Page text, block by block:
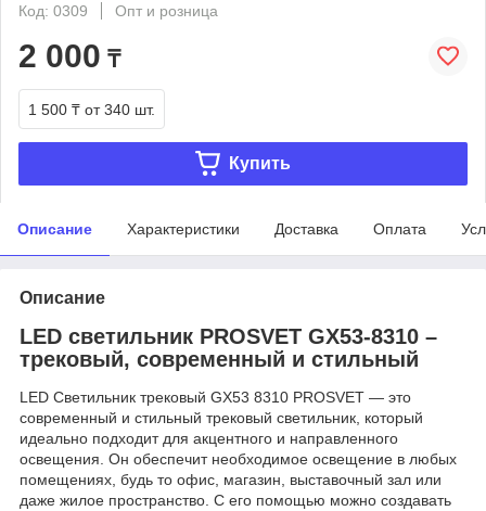
Код: 0309
Опт и розница
2 000 ₸
1 500 ₸ от 340 шт.
Купить
Описание Характеристики Доставка Оплата
Описание
LED светильник PROSVET GX53-8310 –
трековый, современный и стильный
LED Светильник трековый GX53 8310 PROSVET — это
современный и стильный трековый светильник, который
идеально подходит для акцентного и направленного
освещения. Он обеспечит необходимое освещение в любых
помещениях, будь то офис, магазин, выставочный зал или
даже жилое пространство. С его помощью можно создавать